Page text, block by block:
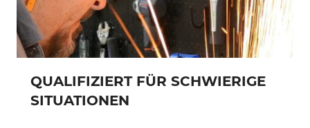
QUALIFIZIERT FÜR SCHWIERIGE
SITUATIONEN